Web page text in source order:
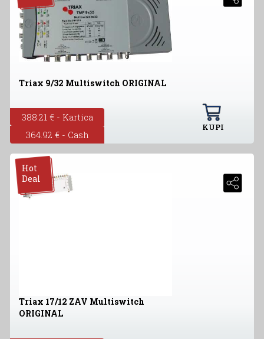
Triax 9/32 Multiswitch ORIGINAL
388.21 € - Kartica
364.92 € - Cash
KUPI
Hot
Deal
Triax 17/12 ZAV Multiswitch
ORIGINAL